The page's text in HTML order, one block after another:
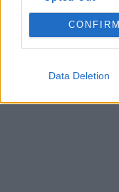
CONFIRM
Data Deletion